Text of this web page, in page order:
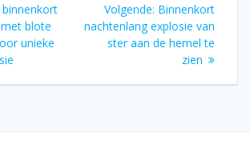
binnenkort
blote
unieke
Volgende: Volgend
bericht:
Binnenkort
nachtenlang explosie van
ster aan de hemel te
zien